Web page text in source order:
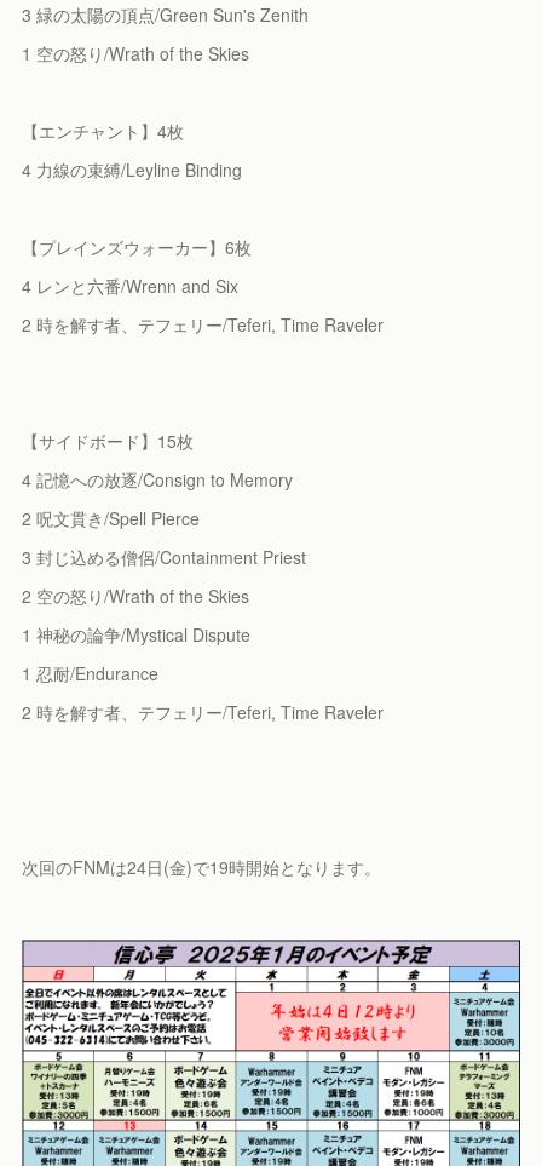
3 緑の太陽の頂点/Green Sun's Zenith
1 空の怒り/Wrath of the Skies
【エンチャント】4枚
4 力線の束縛/Leyline Binding
【プレインズウォーカー】6枚
4 レンと六番/Wrenn and Six
2 時を解す者、テフェリー/Teferi, Time Raveler
【サイドボード】15枚
4 記憶への放逐/Consign to Memory
2 呪文貫き/Spell Pierce
3 封じ込める僧侶/Containment Priest
2 空の怒り/Wrath of the Skies
1 神秘の論争/Mystical Dispute
1 忍耐/Endurance
2 時を解す者、テフェリー/Teferi, Time Raveler
次回のFNMは24日(金)で19時開始となります。